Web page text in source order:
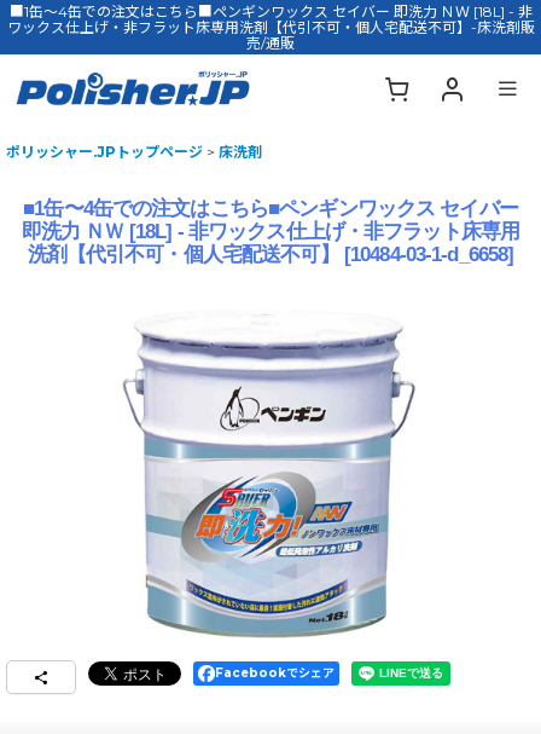
■1缶〜4缶での注文はこちら■ペンギンワックス セイバー 即洗力 ＮＷ [18L] - 非
ワックス仕上げ・非フラット床専用洗剤【代引不可・個人宅配送不可】-床洗剤販
売/通販
ポリッシャー.JPトップページ > 床洗剤
■1缶〜4缶での注文はこちら■ペンギンワックス セイバー
即洗力 ＮＷ [18L] - 非ワックス仕上げ・非フラット床専用
洗剤【代引不可・個人宅配送不可】
[10484-03-1-d_6658]
Facebookでシェア